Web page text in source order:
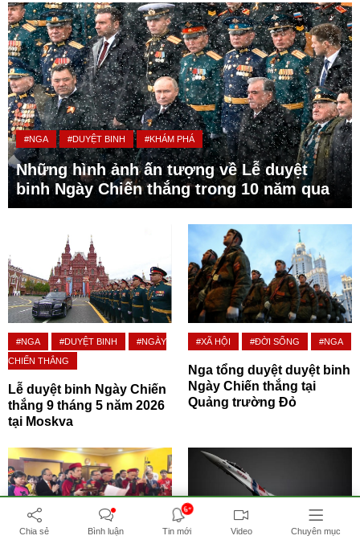
#NGA #DUYỆT BINH #KHÁM PHÁ
Những hình ảnh ấn tượng về Lễ duyệt
binh Ngày Chiến thắng trong 10 năm qua
#NGA #DUYỆT BINH
#NGÀY
CHIẾN THẮNG
Lễ duyệt binh Ngày Chiến
thắng 9 tháng 5 năm 2026
tại Moskva
#XÃ HỘI #ĐỜI SỐNG #NGA
Nga tổng duyệt duyệt binh
Ngày Chiến thắng tại
Quảng trường Đỏ
Chia sẻ Bình luận
6+
Tin mới Video Chuyên mục